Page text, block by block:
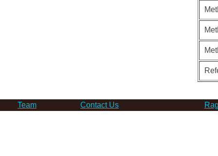
Team Contact Us